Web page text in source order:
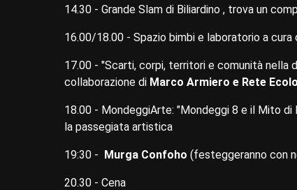
14.30 - Grande Slam di Biliardino , trova un
16.00/18.00 - Spazio bimbi e laboratorio a cura
17.00 - "Scarti, corpi, territori e comunità nella
collaborazione di Marco Armiero e Rete
18.00 - MondeggiArte: "Mondeggi 8 e il Mito di
la passegiata artistica
19:30 - Murga Confoho (festeggeranno con
20.30 - Cena